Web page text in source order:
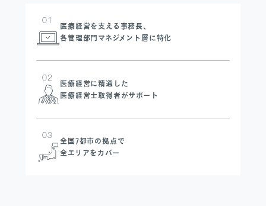
DR.転職なび
DR.アルなび
プライバシーポリシー
情報セキュリティに関する方針
医療人材事業許可内容について
フリーランスの皆様へ
01
医療経営を支える事務長、
各管理部門マネジメント層に特化
02
医療経営に精通した
医療経営士取得者がサポート
03
全国7都市の拠点で
全エリアをカバー